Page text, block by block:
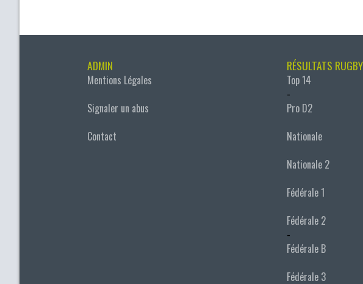
ADMIN
Mentions Légales
Signaler un abus
Contact
RÉSULTATS RUGBY
Top 14
-
Pro D2
Nationale
Nationale 2
Fédérale 1
Fédérale 2
-
Fédérale B
Fédérale 3